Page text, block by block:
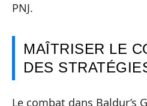
PNJ.
MAÎTRISER LE
DES
Le combat dans Baldur’s